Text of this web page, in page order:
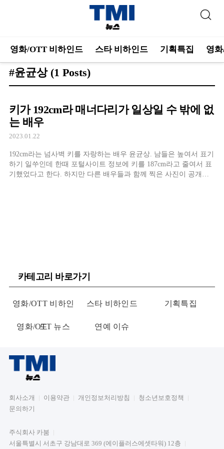
영화/OTT 비하인드 스타 비하인드 기획특집 영
#윤균상 (1 Posts)
키가 192cm라 매너다리가 일상일 수 밖에 없
는 배우
2023.01.22
192cm라는 넘사벽 키를 자랑하는 배우 윤균상. 남들은 높여서 표기
하기 일쑤인데 한때 포털사이트 정보에 키를 187cm라고 줄여서 표
기했었다고 한다. 하지만 다른 배우들과 함께 찍은 사진이 공개되
카테고리 바로가기
영화/OTT 비하인
드
스타 비하인드 기획특집
영화/OTT 뉴스 연예 이슈
회사소개 이용약관 개인정보처리방침
청소년보호정책
문의하기
주식회사 카붐
서울특별시 서초구 강남대로 369 (에이플러스에셋타워) 12층